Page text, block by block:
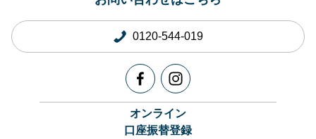
0120-544-019
オンライン
口座振替登録